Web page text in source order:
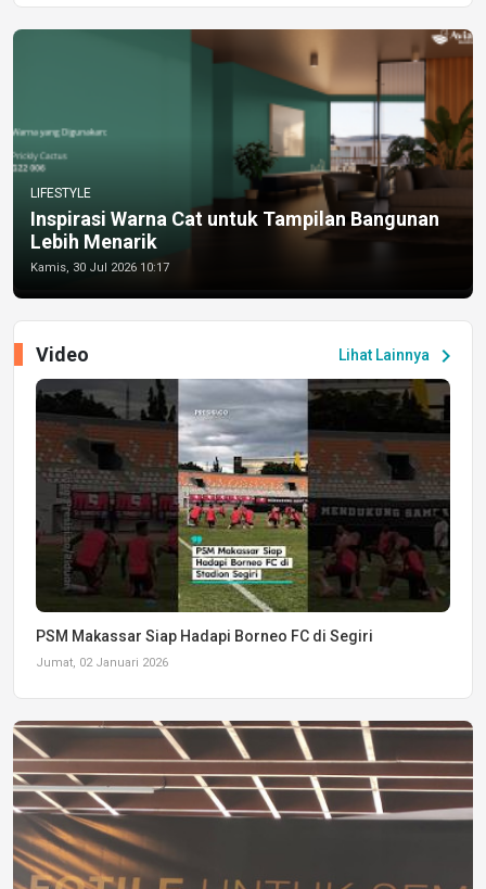
LIFESTYLE
Inspirasi Warna Cat untuk Tampilan Bangunan
Lebih Menarik
Kamis, 30 Jul 2026 10:17
Lihat Lainnya chevron_right
Video
PSM Makassar Siap Hadapi Borneo FC di Segiri
Jumat, 02 Januari 2026